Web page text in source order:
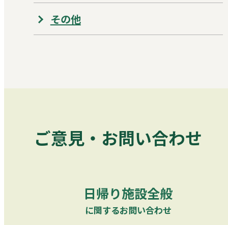
その他
ご意見・お問い合わせ
日帰り施設全般
に関するお問い合わせ